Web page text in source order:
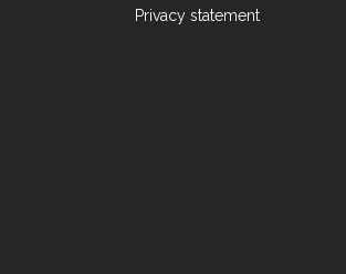
Privacy statement